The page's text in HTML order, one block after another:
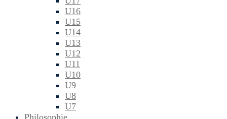
U16
U15
U14
U13
U12
U11
U10
U9
U8
U7
Philosophie